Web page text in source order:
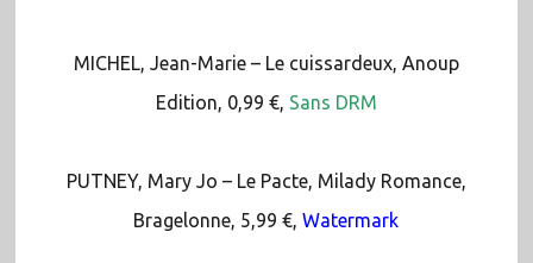
MICHEL, Jean-Marie – Le cuissardeux, Anoup
Edition, 0,99 €, Sans DRM
PUTNEY, Mary Jo – Le Pacte, Milady Romance,
Bragelonne, 5,99 €,Watermark